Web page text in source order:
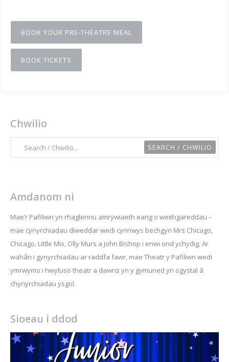
BOOK YOUR PRE-THEATRE MEAL
BOOK TICKETS
Chwilio
Amdanom ni
Mae’r Pafiliwn yn rhaglennu amrywiaeth eang o weithgareddau –
mae cynyrchiadau diweddar wedi cynnwys bechgyn Mrs Chicago,
Chicago, Little Mix, Olly Murs a John Bishop i enwi ond ychydig. Ar
wahân i gynyrchiadau ar raddfa fawr, mae Theatr y Pafiliwn wedi
ymrwymo i hwyluso theatr a dawns yn y gymuned yn ogystal â
chynyrchiadau ysgol.
Sioeau i ddod